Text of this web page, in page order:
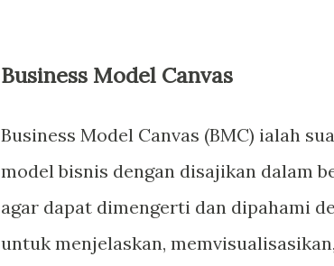
Business Model Canvas
Business Model Canvas (BMC) ialah
model bisnis dengan disajikan dalam
agar dapat dimengerti dan dipahami
untuk menjelaskan,